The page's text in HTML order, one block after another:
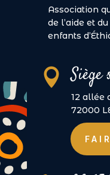
Association
de l’aide et
enfants
 Siège
12 allée
72000